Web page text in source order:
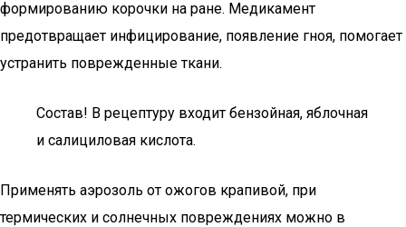
формированию корочки на ране. Медикамент
предотвращает инфицирование, появление гноя, помогает
устранить поврежденные ткани.
Состав! В рецептуру входит бензойная, яблочная
и салициловая кислота.
Применять аэрозоль от ожогов крапивой, при
термических и солнечных повреждениях можно в